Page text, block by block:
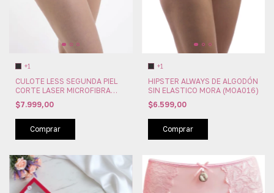
+1
CULOTE LESS SEGUNDA PIEL
CORTE LASER MICROFIBRA
MORA (MOA205)
$7.999,00
Comprar
+1
HIPSTER ALWAYS DE ALGODÓN
SIN ELASTICO MORA (MOA016)
$6.599,00
Comprar